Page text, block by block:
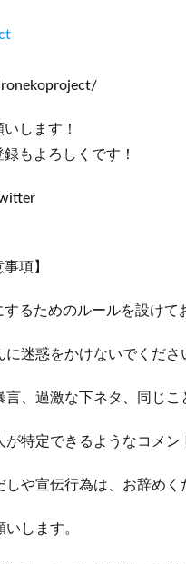
します！
もよろしくです！
項】
るためのルールを設けて
迷惑をかけないでくださ
、過激な下ネタ、同じこ
特定できるようなコメン
や宣伝行為は、お辞めく
します。